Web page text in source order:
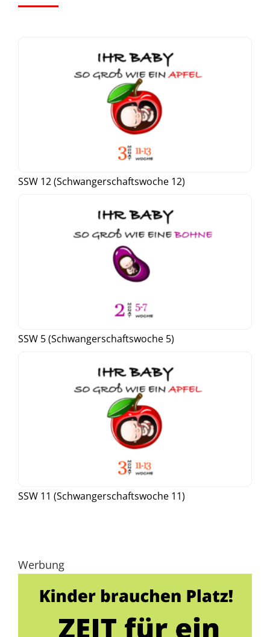
SSW 12 (Schwangerschaftswoche 12)
SSW 5 (Schwangerschaftswoche 5)
SSW 11 (Schwangerschaftswoche 11)
Werbung